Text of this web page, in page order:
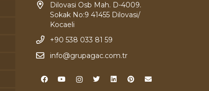
Dilovasi Osb Mah. D-4009.
Sokak No:9 41455 Dilovasi/
Kocaeli
+90 538 033 81 59
info@grupagac.com.tr